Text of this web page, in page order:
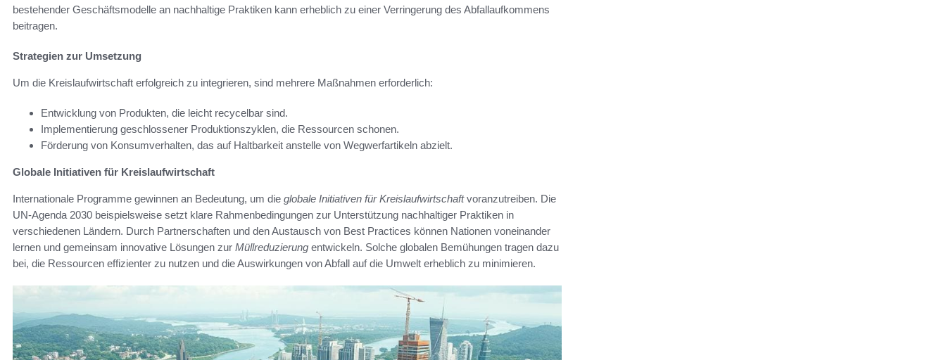
bestehender Geschäftsmodelle an nachhaltige Praktiken kann erheblich zu einer Verringerung des Abfallaufkommens
beitragen.
Strategien zur Umsetzung
Um die Kreislaufwirtschaft erfolgreich zu integrieren, sind mehrere Maßnahmen erforderlich:
Entwicklung von Produkten, die leicht recycelbar sind.
Implementierung geschlossener Produktionszyklen, die Ressourcen schonen.
Förderung von Konsumverhalten, das auf Haltbarkeit anstelle von Wegwerfartikeln abzielt.
Globale Initiativen für Kreislaufwirtschaft
Internationale Programme gewinnen an Bedeutung, um die globale Initiativen für Kreislaufwirtschaftvoranzutreiben. Die
UN-Agenda 2030 beispielsweise setzt klare Rahmenbedingungen zur Unterstützung nachhaltiger Praktiken in
verschiedenen Ländern. Durch Partnerschaften und den Austausch von Best Practices können Nationen voneinander
lernen und gemeinsam innovative Lösungen zur Müllreduzierung entwickeln. Solche globalen Bemühungen tragen dazu
bei, die Ressourcen effizienter zu nutzen und die Auswirkungen von Abfall auf die Umwelt erheblich zu minimieren.